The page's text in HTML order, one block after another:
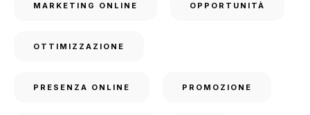
MARKETING ONLINE OPPORTUNITÀ
OTTIMIZZAZIONE
PRESENZA ONLINE PROMOZIONE